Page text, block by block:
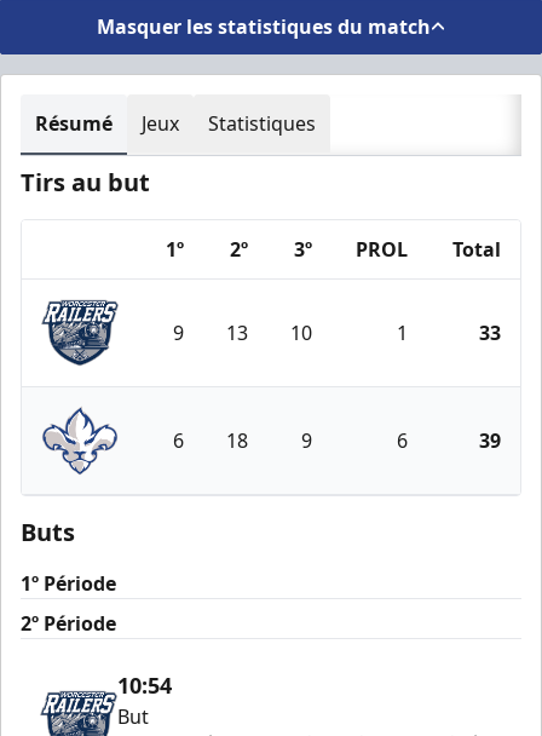
Masquer les statistiques du match
Résumé Jeux Statistiques
Tirs au but
1º 2º 3º PROL Total
Worcester Railers
9 13 10 1 33
Trois-Rivières Lions
6 18 9 6 39
Buts
1º Période
2º Période
10:54
But